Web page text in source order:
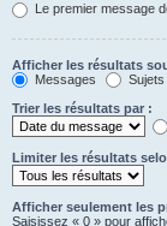
Le premier message
Afficher les résultats
Messages
Sujets
Trier les résultats par :
Limiter les résultats
Afficher seulement les
Saisissez « 0 » pour